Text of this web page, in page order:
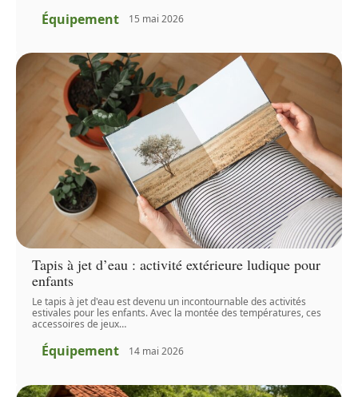
Équipement 15 mai 2026
Tapis à jet d’eau : activité extérieure ludique pour
enfants
Le tapis à jet d'eau est devenu un incontournable des activités
estivales pour les enfants. Avec la montée des températures, ces
accessoires de jeux…
Équipement 14 mai 2026